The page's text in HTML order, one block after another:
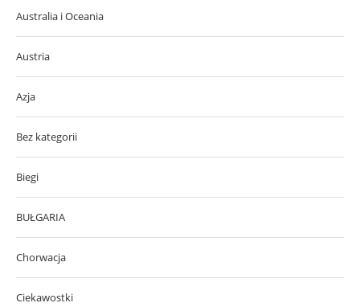
Australia i Oceania
Austria
Azja
Bez kategorii
Biegi
BUŁGARIA
Chorwacja
Ciekawostki